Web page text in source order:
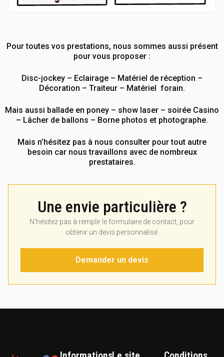
Pour toutes vos prestations, nous sommes aussi présent
pour vous proposer :
Disc-jockey – Eclairage – Matériel de réception –
Décoration – Traiteur – Matériel forain.
Mais aussi ballade en poney – show laser – soirée Casino
– Lâcher de ballons – Borne photos et photographe.
Mais n’hésitez pas à nous consulter pour tout autre
besoin car nous travaillons avec de nombreux
prestataires.
Une envie particulière ?
N’hésitez pas à remplir le formulaire de contact, pour
obtenir un devis personnalisé.
Demander un devis